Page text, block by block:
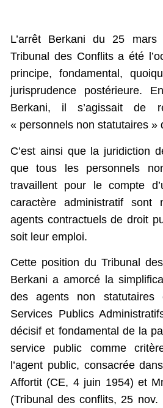
L’arrêt Berkani du 25
Tribunal des Conflits a été
principe, fondamental,
jurisprudence postérieure.
Berkani, il s’agissait de
« personnels non statutaires »
C’est ainsi que la juridiction
que tous les personnels
travaillent pour le compte
caractère administratif sont
agents contractuels de droit
soit leur emploi.
Cette position du Tribunal
Berkani a amorcé la
des agents non statutaires
Services Publics
décisif et fondamental de la
service public comme
l’agent public, consacrée
Affortit (CE, 4 juin 1954) et
(Tribunal des conflits, 25